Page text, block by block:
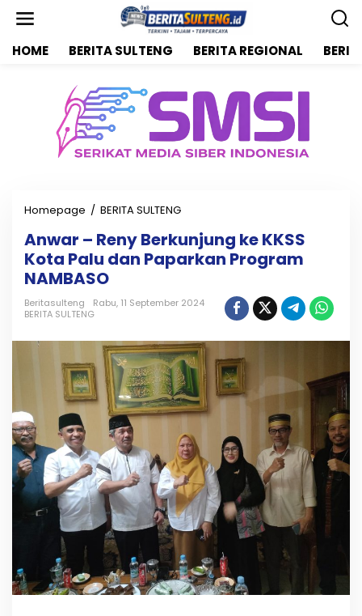
HOME BERITA SULTENG BERITA REGIONAL
Homepage / BERITA SULTENG
w
a
R
y
B
e
r
k
n
j
u
n
g
k
e
K
S
S
Anwar – Reny Berkunjung ke KKSS
Kota Palu dan Paparkan Program
NAMBASO
Beritasulteng
Rabu, 11 September 2024
BERITA SULTENG